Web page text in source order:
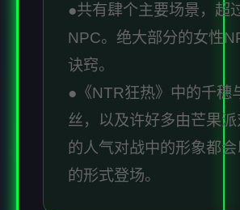
●共有肆个主要场景，超
NPC。绝大部分的女性
诀窍。
●《NTR狂热》中的千穗
丝，以及许好多由芒果
的人气对战中的形象都
的形式登场。